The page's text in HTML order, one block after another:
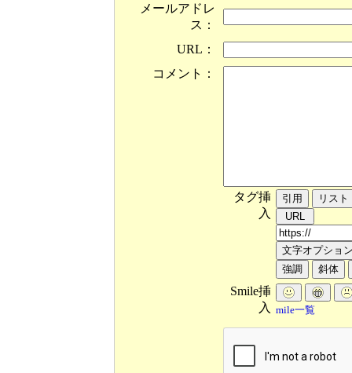
メールアドレ
ス：
URL：
コメント：
タグ挿
入
Smile挿
入 mile一覧